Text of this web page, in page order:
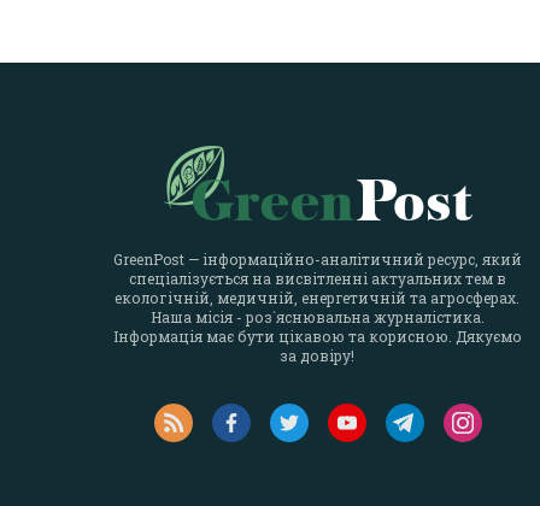
GreenPost — інформаційно-аналітичний ресурс, який
спеціалізується на висвітленні актуальних тем в
екологічній, медичній, енергетичній та агросферах.
Наша місія - роз`яснювальна журналістика.
Інформація має бути цікавою та корисною. Дякуємо
за довіру!